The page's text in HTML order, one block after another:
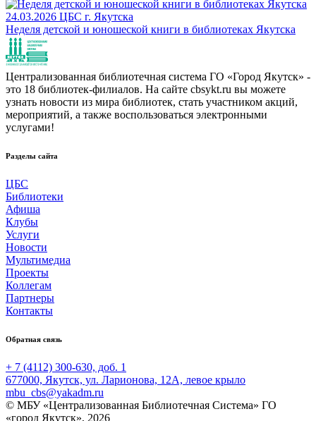
24.03.2026 ЦБС г. Якутска
Неделя детской и юношеской книги в библиотеках Якутска
Централизованная библиотечная система ГО «Город Якутск» -
это 18 библиотек-филиалов. На сайте cbsykt.ru вы можете
узнать новости из мира библиотек, стать участником акций,
мероприятий, а также воспользоваться электронными
услугами!
Разделы сайта
ЦБС
Библиотеки
Афиша
Клубы
Услуги
Новости
Мультимедиа
Проекты
Коллегам
Партнеры
Контакты
Обратная связь
+ 7 (4112) 300-630, доб. 1
677000, Якутск, ул. Ларионова, 12А, левое крыло
mbu_cbs@yakadm.ru
© МБУ «Централизованная Библиотечная Система» ГО
«город Якутск», 2026